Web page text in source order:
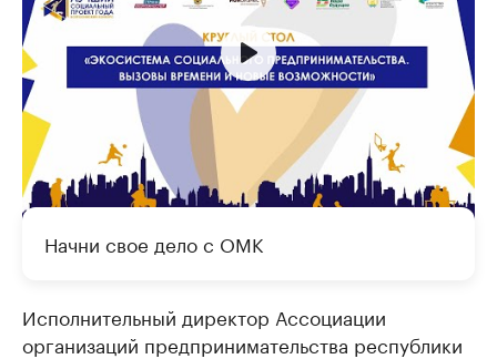
Начни свое дело с ОМК
Исполнительный директор Ассоциации
организаций предпринимательства республики